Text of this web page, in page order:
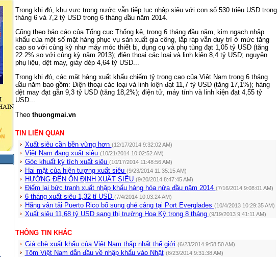
Trong khi đó, khu vực trong nước vẫn tiếp tục nhập siêu với con số 530 triệu USD trong
tháng 6 và 7,2 tỷ USD trong 6 tháng đầu năm 2014.
Cũng theo báo cáo của Tổng cục Thống kê, trong 6 tháng đầu năm, kim ngạch nhập
khẩu của một số mặt hàng phục vụ sản xuất gia công, lắp ráp vẫn duy trì ở mức tăng
cao so với cùng kỳ như máy móc thiết bị, dụng cụ và phụ tùng đạt 1,05 tỷ USD (tăng
22.2% so với cùng kỳ năm 2013); điện thoại các loại và linh kiện 8,4 tỷ USD; nguyên
phụ liệu, dệt may, giày dép 4,64 tỷ USD...
Trong khi đó, các mặt hàng xuất khẩu chiếm tỷ trong cao của Việt Nam trong 6 tháng
đầu năm bao gồm: Điện thoại các loại và linh kiện đạt 11,7 tỷ USD (tăng 17,1%); hàng
dệt may đạt gần 9,3 tỷ USD (tăng 18,2%); điện tử, máy tính và linh kiện đạt 4,55 tỷ
USD...
Theo thuongmai.vn
TIN LIÊN QUAN
Xuất siêu cần bền vững hơn (12/17/2014 9:32:02 AM)
Việt Nam đang xuất siêu (10/21/2014 10:02:52 AM)
Góc khuất kỳ tích xuất siêu (10/17/2014 11:48:56 AM)
Hai mặt của hiện tượng xuất siêu (9/23/2014 11:35:15 AM)
HƯỚNG ĐẾN ỔN ĐỊNH XUẤT SIÊU (9/20/2014 8:47:45 AM)
Điểm lại bức tranh xuất nhập khẩu hàng hóa nửa đầu năm 2014 (7/16/2014 9:08:01 AM)
6 tháng xuất siêu 1,32 tỉ USD (7/4/2014 10:03:24 AM)
Hãng vận tải Puerto Rico bổ sung ghé cảng tại Port Everglades (10/4/2013 10:29:35 AM)
Xuất siêu 11,68 tỷ USD sang thị trường Hoa Kỳ trong 8 tháng (9/19/2013 9:41:11 AM)
THÔNG TIN KHÁC
Giá chè xuất khẩu của Việt Nam thấp nhất thế giới (6/23/2014 9:58:50 AM)
Tôm Việt Nam dẫn đầu về nhập khẩu vào Nhật (6/23/2014 9:31:38 AM)